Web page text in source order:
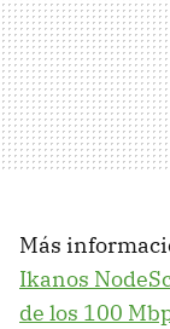
Más
Ikanos
de los 100